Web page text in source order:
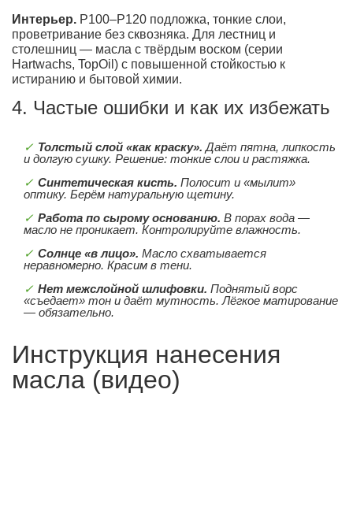
Интерьер. P100–P120 подложка, тонкие слои,
проветривание без сквозняка. Для лестниц и
столешниц — масла с твёрдым воском (серии
Hartwachs, TopOil) с повышенной стойкостью к
истиранию и бытовой химии.
4. Частые ошибки и как их избежать
Толстый слой «как краску». Даёт пятна, липкость
и долгую сушку. Решение: тонкие слои и растяжка.
Синтетическая кисть. Полосит и «мылит»
оптику. Берём натуральную щетину.
Работа по сырому основанию. В порах вода —
масло не проникает. Контролируйте влажность.
Солнце «в лицо». Масло схватывается
неравномерно. Красим в тени.
Нет межслойной шлифовки. Поднятый ворс
«съедает» тон и даёт мутность. Лёгкое матирование
— обязательно.
Инструкция нанесения
масла (видео)